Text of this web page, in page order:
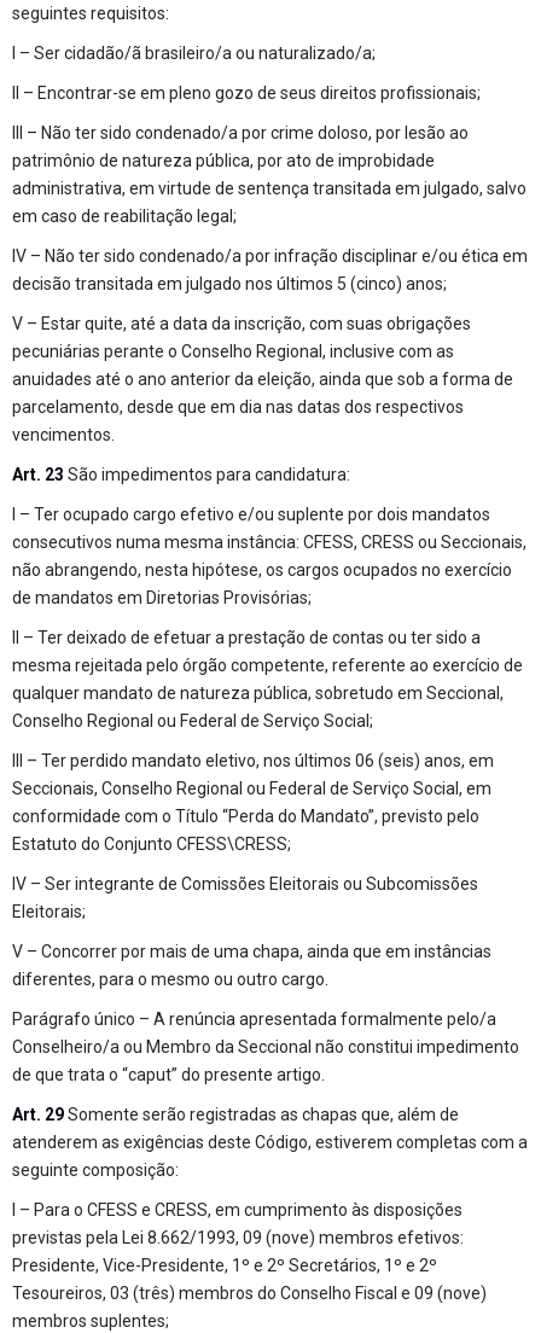
seguintes requisitos:
I – Ser cidadão/ã brasileiro/a ou naturalizado/a;
II – Encontrar-se em pleno gozo de seus direitos profissionais;
III – Não ter sido condenado/a por crime doloso, por lesão ao
patrimônio de natureza pública, por ato de improbidade
administrativa, em virtude de sentença transitada em julgado, salvo
em caso de reabilitação legal;
IV – Não ter sido condenado/a por infração disciplinar e/ou ética em
decisão transitada em julgado nos últimos 5 (cinco) anos;
V – Estar quite, até a data da inscrição, com suas obrigações
pecuniárias perante o Conselho Regional, inclusive com as
anuidades até o ano anterior da eleição, ainda que sob a forma de
parcelamento, desde que em dia nas datas dos respectivos
vencimentos.
Art. 23 São impedimentos para candidatura:
I – Ter ocupado cargo efetivo e/ou suplente por dois mandatos
consecutivos numa mesma instância: CFESS, CRESS ou Seccionais,
não abrangendo, nesta hipótese, os cargos ocupados no exercício
de mandatos em Diretorias Provisórias;
II – Ter deixado de efetuar a prestação de contas ou ter sido a
mesma rejeitada pelo órgão competente, referente ao exercício de
qualquer mandato de natureza pública, sobretudo em Seccional,
Conselho Regional ou Federal de Serviço Social;
III – Ter perdido mandato eletivo, nos últimos 06 (seis) anos, em
Seccionais, Conselho Regional ou Federal de Serviço Social, em
conformidade com o Título “Perda do Mandato”, previsto pelo
Estatuto do Conjunto CFESS\CRESS;
IV – Ser integrante de Comissões Eleitorais ou Subcomissões
Eleitorais;
V – Concorrer por mais de uma chapa, ainda que em instâncias
diferentes, para o mesmo ou outro cargo.
Parágrafo único – A renúncia apresentada formalmente pelo/a
Conselheiro/a ou Membro da Seccional não constitui impedimento
de que trata o “caput” do presente artigo.
Art. 29Somente serão registradas as chapas que, além de
atenderem as exigências deste Código, estiverem completas com a
seguinte composição:
I – Para o CFESS e CRESS, em cumprimento às disposições
previstas pela Lei 8.662/1993, 09 (nove) membros efetivos:
Presidente, Vice-Presidente, 1º e 2º Secretários, 1º e 2º
Tesoureiros, 03 (três) membros do Conselho Fiscal e 09 (nove)
membros suplentes;